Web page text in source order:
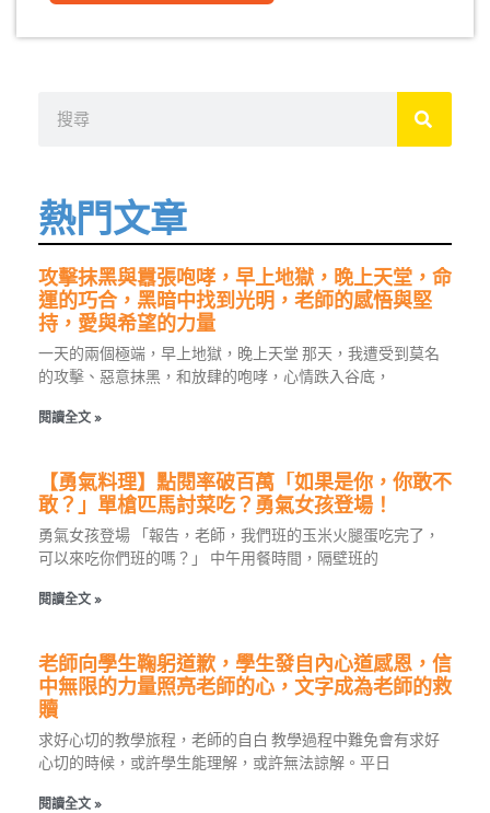
熱門文章
攻擊抹黑與囂張咆哮，早上地獄，晚上天堂，命
運的巧合，黑暗中找到光明，老師的感悟與堅
持，愛與希望的力量
一天的兩個極端，早上地獄，晚上天堂 那天，我遭受到莫名
的攻擊、惡意抹黑，和放肆的咆哮，心情跌入谷底，
閱讀全文 »
【勇氣料理】點閱率破百萬「如果是你，你敢不
敢？」單槍匹馬討菜吃？勇氣女孩登場！
勇氣女孩登場 「報告，老師，我們班的玉米火腿蛋吃完了，
可以來吃你們班的嗎？」 中午用餐時間，隔壁班的
閱讀全文 »
老師向學生鞠躬道歉，學生發自內心道感恩，信
中無限的力量照亮老師的心，文字成為老師的救
贖
求好心切的教學旅程，老師的自白 教學過程中難免會有求好
心切的時候，或許學生能理解，或許無法諒解。平日
閱讀全文 »